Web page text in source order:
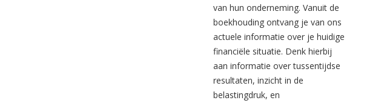
van hun onderneming. Vanuit de
boekhouding ontvang je van ons
actuele informatie over je huidige
financiële situatie. Denk hierbij
aan informatie over tussentijdse
resultaten, inzicht in de
belastingdruk, en